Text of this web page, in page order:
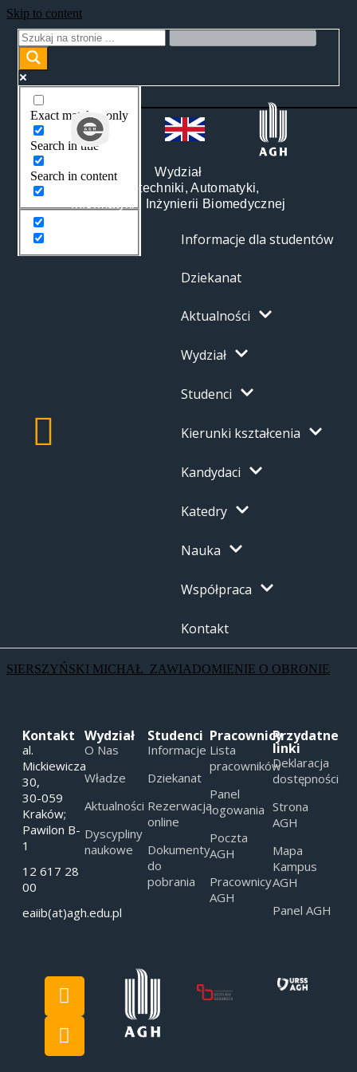
Skip to content
Exact matches only
Search in title
Search in content
Wydział
Elektrotechniki, Automatyki,
Informatyki i Inżynierii Biomedycznej
Informacje dla studentów
Dziekanat
Aktualności
Wydział
Studenci
Kierunki kształcenia
Kandydaci
Katedry
Nauka
Współpraca
Kontakt
SIERSZYŃSKI MICHAŁ_ZAWIADOMIENIE O OBRONIE
Kontakt
al.
Mickiewicza
30,
30-059
Kraków;
Pawilon B-
1
12 617 28
00
eaiib(at)agh.edu.pl
Wydział
O Nas
Władze
Aktualności
Dyscypliny
naukowe
Studenci
Informacje
Dziekanat
Rezerwacja
online
Dokumenty
do
pobrania
Pracownicy
Lista
pracowników
Panel
logowania
Poczta
AGH
Pracownicy
AGH
Przydatne
linki
Deklaracja
dostępności
Strona
AGH
Mapa
Kampus
AGH
Panel AGH